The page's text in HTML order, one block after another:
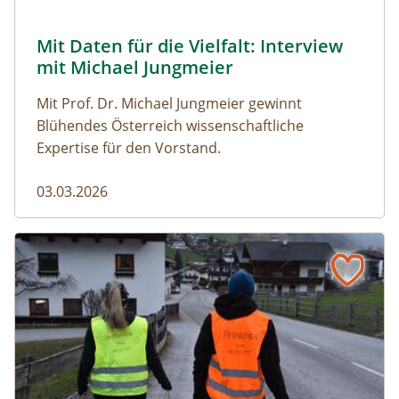
Naturmagazin: Mit Daten für die Vielfalt: Interview mit
Mit Daten für die Vielfalt: Interview
mit Michael Jungmeier
Mit Prof. Dr. Michael Jungmeier gewinnt
Blühendes Österreich wissenschaftliche
Expertise für den Vorstand.
03.03.2026
Der steile Weg in die Freiheit